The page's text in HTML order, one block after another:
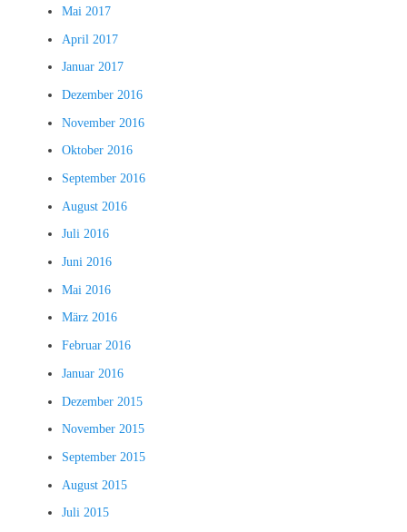
Mai 2017
April 2017
Januar 2017
Dezember 2016
November 2016
Oktober 2016
September 2016
August 2016
Juli 2016
Juni 2016
Mai 2016
März 2016
Februar 2016
Januar 2016
Dezember 2015
November 2015
September 2015
August 2015
Juli 2015